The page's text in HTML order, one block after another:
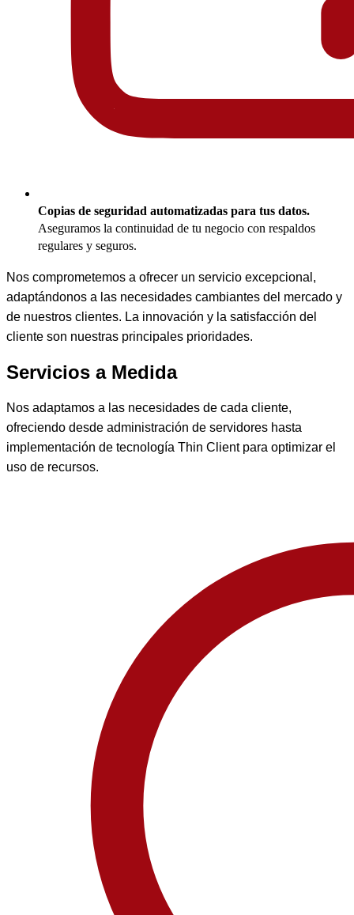
Copias de seguridad automatizadas para tus datos.
Aseguramos la continuidad de tu negocio con respaldos
regulares y seguros.
Nos comprometemos a ofrecer un servicio excepcional,
adaptándonos a las necesidades cambiantes del mercado y
de nuestros clientes. La innovación y la satisfacción del
cliente son nuestras principales prioridades.
Servicios a Medida
Nos adaptamos a las necesidades de cada cliente,
ofreciendo desde administración de servidores hasta
implementación de tecnología Thin Client para optimizar el
uso de recursos.